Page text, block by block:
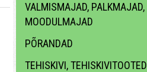
VALMISMAJAD, PALKMAJAD,
MOODULMAJAD
PÕRANDAD
TEHISKIVI, TEHISKIVITOOTED